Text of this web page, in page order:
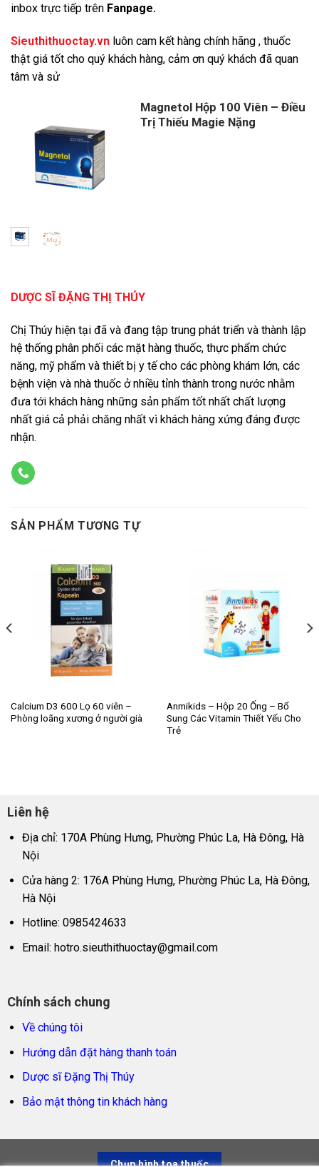
inbox trực tiếp trên Fanpage.
Sieuthithuoctay.vn luôn cam kết hàng chính hãng , thuốc
thật giá tốt cho quý khách hàng, cảm ơn quý khách đã quan
tâm và sử
Magnetol Hộp 100 Viên – Điều
Trị Thiếu Magie Nặng
DƯỢC SĨ ĐẶNG THỊ THÚY
Chị Thúy hiện tại đã và đang tập trung phát triển và thành lập
hệ thống phân phối các mặt hàng thuốc, thực phẩm chức
năng, mỹ phẩm và thiết bị y tế cho các phòng khám lớn, các
bệnh viện và nhà thuốc ở nhiều tỉnh thành trong nước nhằm
đưa tới khách hàng những sản phẩm tốt nhất chất lượng
nhất giá cả phải chăng nhất vì khách hàng xứng đáng được
nhận.
SẢN PHẨM TƯƠNG TỰ
Calcium D3 600 Lọ 60 viên –
Phòng loãng xương ở người già
Anmikids – Hộp 20 Ống – Bổ
Sung Các Vitamin Thiết Yếu Cho
Trẻ
Liên hệ
Địa chỉ: 170A Phùng Hưng, Phường Phúc La, Hà Đông, Hà
Nội
Cửa hàng 2: 176A Phùng Hưng, Phường Phúc La, Hà Đông,
Hà Nội
Hotline: 0985424633
Email: hotro.sieuthithuoctay@gmail.com
Chính sách chung
Về chúng tôi
Hướng dẫn đặt hàng thanh toán
Dược sĩ Đặng Thị Thúy
Bảo mật thông tin khách hàng
Chụp hình toa thuốc